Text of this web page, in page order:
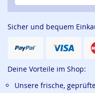
Sicher und bequem
Deine Vorteile im Shop:
Unsere frische,